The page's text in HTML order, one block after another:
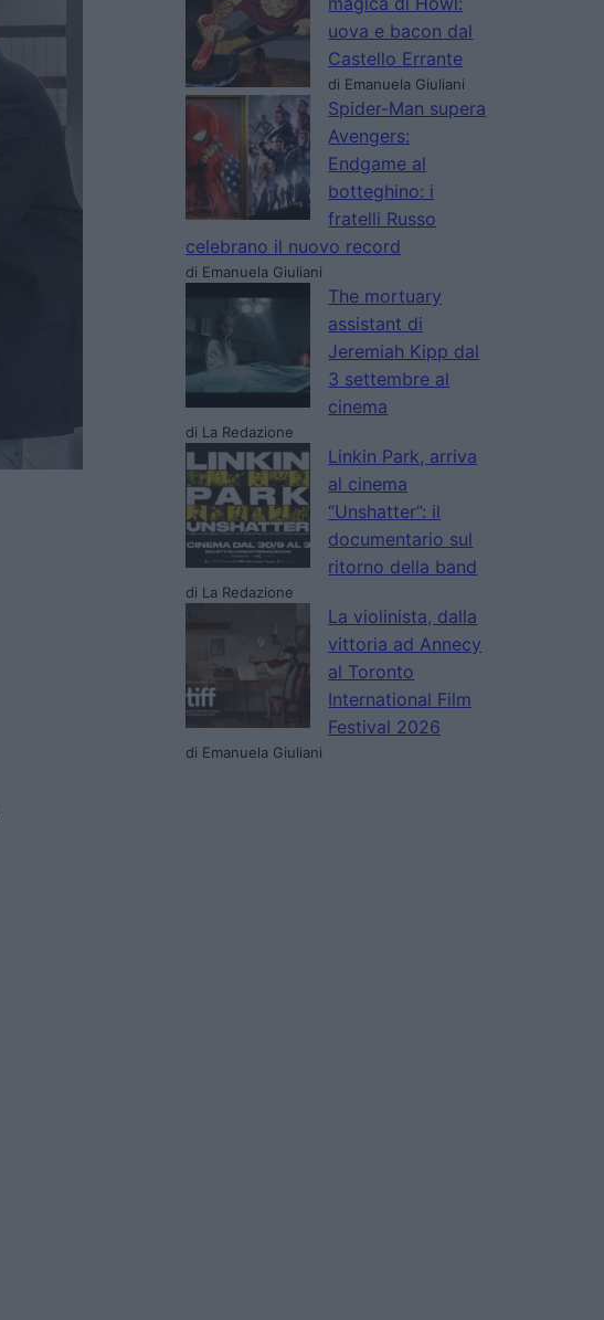
uova e bacon dal
Castello Errante
di Emanuela Giuliani
Spider-Man supera
Avengers:
Endgame al
botteghino: i
fratelli Russo
celebrano il nuovo record
di Emanuela Giuliani
The mortuary
assistant di
Jeremiah Kipp dal
3 settembre al
cinema
di La Redazione
Linkin Park, arriva
al cinema
“Unshatter”: il
documentario sul
ritorno della band
di La Redazione
La violinista, dalla
vittoria ad Annecy
al Toronto
International Film
Festival 2026
di Emanuela Giuliani